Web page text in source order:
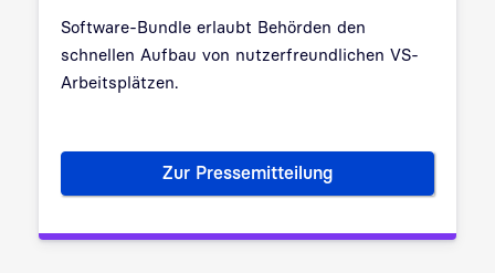
Software-Bundle erlaubt Behörden den
schnellen Aufbau von nutzerfreundlichen VS-
Arbeitsplätzen.
Zur Pressemitteilunggenua bündelt Best-of-